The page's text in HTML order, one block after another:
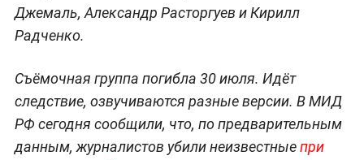
Джемаль, Александр Расторгуев и Кирилл
Радченко.
Съёмочная группа погибла 30 июля. Идёт
следствие, озвучиваются разные версии. В МИД
РФ сегодня сообщили, что, по предварительным
данным, журналистов убили неизвестныепри